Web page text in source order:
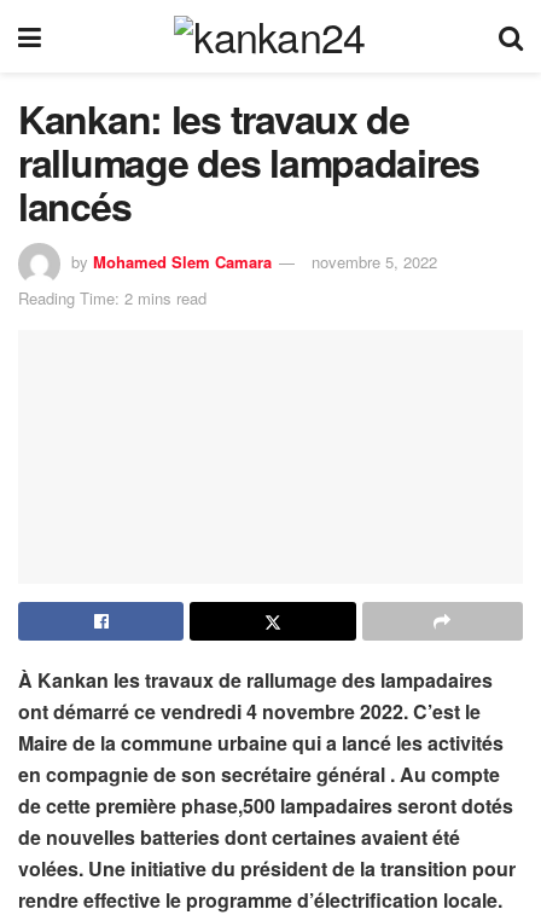
Kankan: les travaux de
rallumage des lampadaires
lancés
by Mohamed Slem Camara
novembre 5, 2022
Reading Time: 2 mins read
À Kankan les travaux de rallumage des lampadaires
ont démarré ce vendredi 4 novembre 2022. C’est le
Maire de la commune urbaine qui a lancé les activités
en compagnie de son secrétaire général . Au compte
de cette première phase,500 lampadaires seront dotés
de nouvelles batteries dont certaines avaient été
volées. Une initiative du président de la transition pour
rendre effective le programme d’électrification locale.